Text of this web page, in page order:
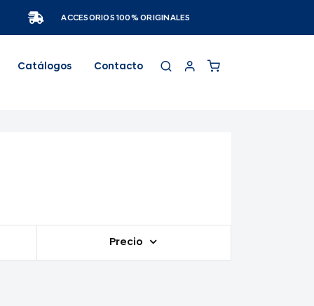
ACCESORIOS 100% ORIGINALES
Catálogos Contacto
Precio